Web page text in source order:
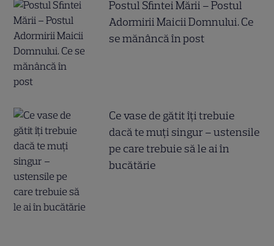
Postul Sfintei Mării – Postul
Adormirii Maicii Domnului. Ce
se mănâncă în post
Ce vase de gătit îți trebuie
dacă te muți singur – ustensile
pe care trebuie să le ai în
bucătărie